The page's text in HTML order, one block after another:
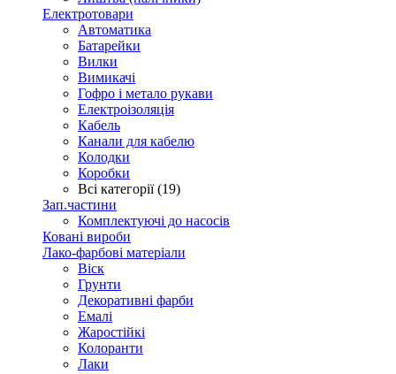
Електротовари
Автоматика
Батарейки
Вилки
Вимикачі
Гофро і метало рукави
Електроізоляція
Кабель
Канали для кабелю
Колодки
Коробки
Всі категорії (19)
Зап.частини
Комплектуючі до насосів
Ковані вироби
Лако-фарбові матеріали
Віск
Грунти
Декоративні фарби
Емалі
Жаростійкі
Колоранти
Лаки